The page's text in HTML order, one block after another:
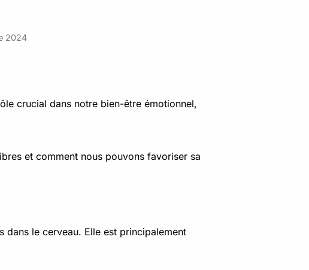
2024
crucial dans notre bien-être émotionnel,
et comment nous pouvons favoriser sa
dans le cerveau. Elle est principalement